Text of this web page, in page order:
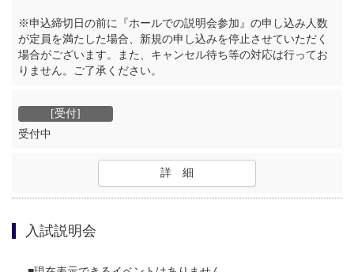
※申込締切日の前に『ホールでの説明会参加』の申し込み人数
が定員を満たした場合、新規の申し込みを停止させていただく
場合がございます。また、キャンセル待ち等の対応は行ってお
りません。ご了承ください。
受付中
詳 細
入試説明会